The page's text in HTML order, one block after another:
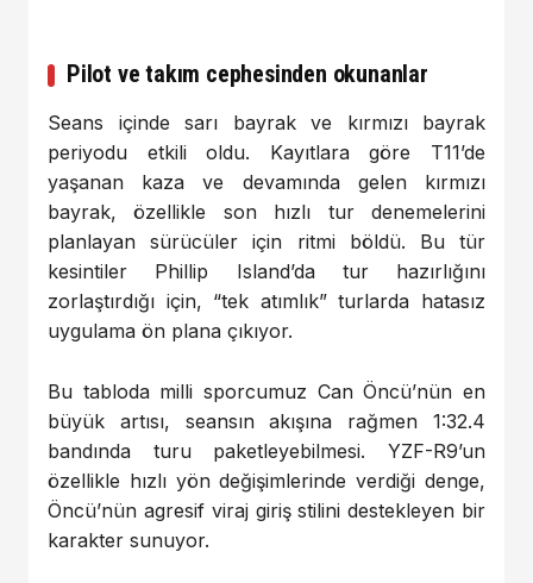
Pilot ve takım cephesinden okunanlar
Seans içinde sarı bayrak ve kırmızı bayrak
periyodu etkili oldu. Kayıtlara göre T11’de
yaşanan kaza ve devamında gelen kırmızı
bayrak, özellikle son hızlı tur denemelerini
planlayan sürücüler için ritmi böldü. Bu tür
kesintiler Phillip Island’da tur hazırlığını
zorlaştırdığı için, “tek atımlık” turlarda hatasız
uygulama ön plana çıkıyor.
Bu tabloda milli sporcumuz Can Öncü’nün en
büyük artısı, seansın akışına rağmen 1:32.4
bandında turu paketleyebilmesi. YZF-R9’un
özellikle hızlı yön değişimlerinde verdiği denge,
Öncü’nün agresif viraj giriş stilini destekleyen bir
karakter sunuyor.